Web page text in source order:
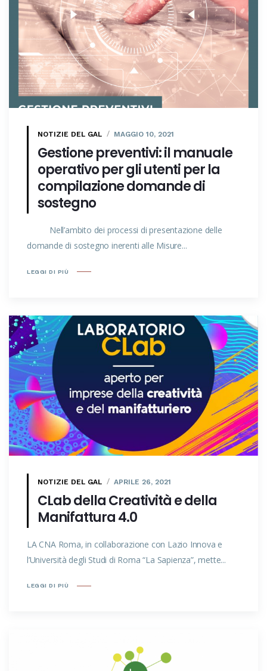
NOTIZIE DEL GAL MAGGIO 10, 2021
Gestione preventivi: il manuale
operativo per gli utenti per la
compilazione domande di
sostegno
Nell’ambito dei processi di presentazione delle
domande di sostegno inerenti alle Misure...
LEGGI DI PIÙ
NOTIZIE DEL GAL APRILE 26, 2021
CLab della Creatività e della
Manifattura 4.0
LA CNA Roma, in collaborazione con Lazio Innova e
l’Università degli Studi di Roma “La Sapienza”, mette...
LEGGI DI PIÙ